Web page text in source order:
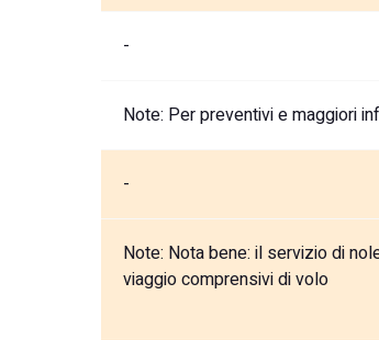
-
Note: Per preventivi e maggiori
-
Note: Nota bene: il servizio di
viaggio comprensivi di volo